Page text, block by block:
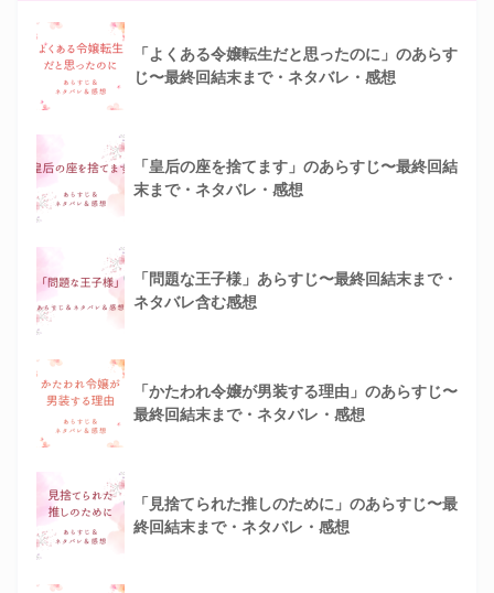
「よくある令嬢転生だと思ったのに」のあらす
じ〜最終回結末まで・ネタバレ・感想
「皇后の座を捨てます」のあらすじ〜最終回結
末まで・ネタバレ・感想
「問題な王子様」あらすじ〜最終回結末まで・
ネタバレ含む感想
「かたわれ令嬢が男装する理由」のあらすじ〜
最終回結末まで・ネタバレ・感想
「見捨てられた推しのために」のあらすじ〜最
終回結末まで・ネタバレ・感想